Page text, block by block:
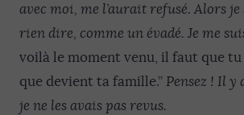
avec moi, me l’aurait refusé. Alors
rien dire, comme un évadé. Je me
voilà le moment venu, il faut que
que devient ta famille.” Pensez ! Il y
je ne les avais pas revus.